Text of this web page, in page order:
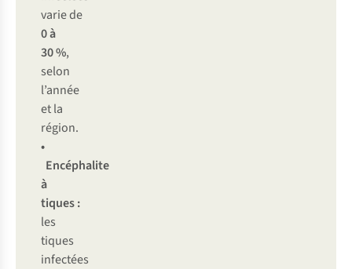
varie de
0 à
30 %,
selon
l’année
et la
région.
•
Encéphalite
à
tiques :
les
tiques
infectées